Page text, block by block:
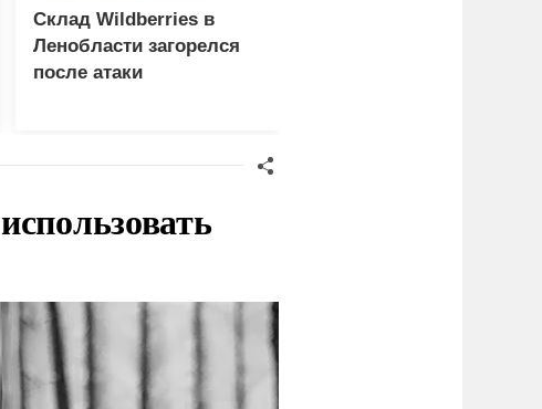
Склад Wildberries в
Ленобласти загорелся
после атаки